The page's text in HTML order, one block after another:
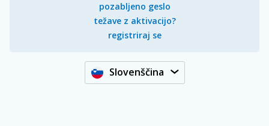
pozabljeno geslo
težave z aktivacijo?
registriraj se
Slovenščina